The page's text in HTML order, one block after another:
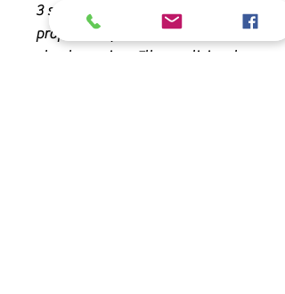
3 sont reconnus pour leurs
propriétés apaisantes articulaires
et pulmonaires. Elles participent